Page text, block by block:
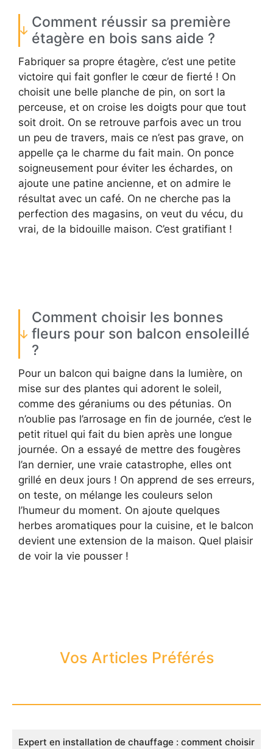
Comment réussir sa première
étagère en bois sans aide ?
Fabriquer sa propre étagère, c’est une petite
victoire qui fait gonfler le cœur de fierté ! On
choisit une belle planche de pin, on sort la
perceuse, et on croise les doigts pour que tout
soit droit. On se retrouve parfois avec un trou
un peu de travers, mais ce n’est pas grave, on
appelle ça le charme du fait main. On ponce
soigneusement pour éviter les échardes, on
ajoute une patine ancienne, et on admire le
résultat avec un café. On ne cherche pas la
perfection des magasins, on veut du vécu, du
vrai, de la bidouille maison. C’est gratifiant !
Comment choisir les bonnes
fleurs pour son balcon ensoleillé
?
Pour un balcon qui baigne dans la lumière, on
mise sur des plantes qui adorent le soleil,
comme des géraniums ou des pétunias. On
n’oublie pas l’arrosage en fin de journée, c’est le
petit rituel qui fait du bien après une longue
journée. On a essayé de mettre des fougères
l’an dernier, une vraie catastrophe, elles ont
grillé en deux jours ! On apprend de ses erreurs,
on teste, on mélange les couleurs selon
l’humeur du moment. On ajoute quelques
herbes aromatiques pour la cuisine, et le balcon
devient une extension de la maison. Quel plaisir
de voir la vie pousser !
Vos Articles Préférés
Expert en installation de chauffage : comment choisir